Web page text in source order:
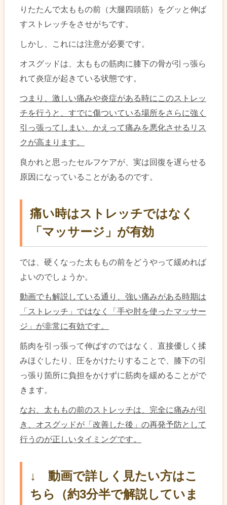
りたたんで太ももの前（大腿四頭筋）をグッと伸ば
すストレッチをさせがちです。
しかし、これには注意が必要です。
オスグッドは、太ももの筋肉に膝下の骨が引っ張ら
れて炎症が起きている状態です。
つまり、激しい痛みや炎症がある時にこのストレッ
チを行うと、すでに傷ついている場所をさらに強く
引っ張ってしまい、かえって痛みを悪化させるリス
クが高まります。
良かれと思ったセルフケアが、実は回復を遅らせる
原因になっていることがあるのです。
痛い時はストレッチではなく
「マッサージ」が有効
では、硬くなった太ももの前をどうやって緩めれば
よいのでしょうか。
動画でも解説している通り、強い痛みがある時期は
「ストレッチ」ではなく「手や肘を使ったマッサー
ジ」が非常に有効です。
筋肉を引っ張って伸ばすのではなく、直接優しく揉
みほぐしたり、圧をかけたりすることで、膝下の引
っ張り箇所に負担をかけずに筋肉を緩めることがで
きます。
なお、太ももの前のストレッチは、完全に痛みが引
き、オスグッドが「改善した後」の再発予防として
行うのが正しいタイミングです。
↓ 動画で詳しく見たい方はこ
ちら（約3分半で解説していま